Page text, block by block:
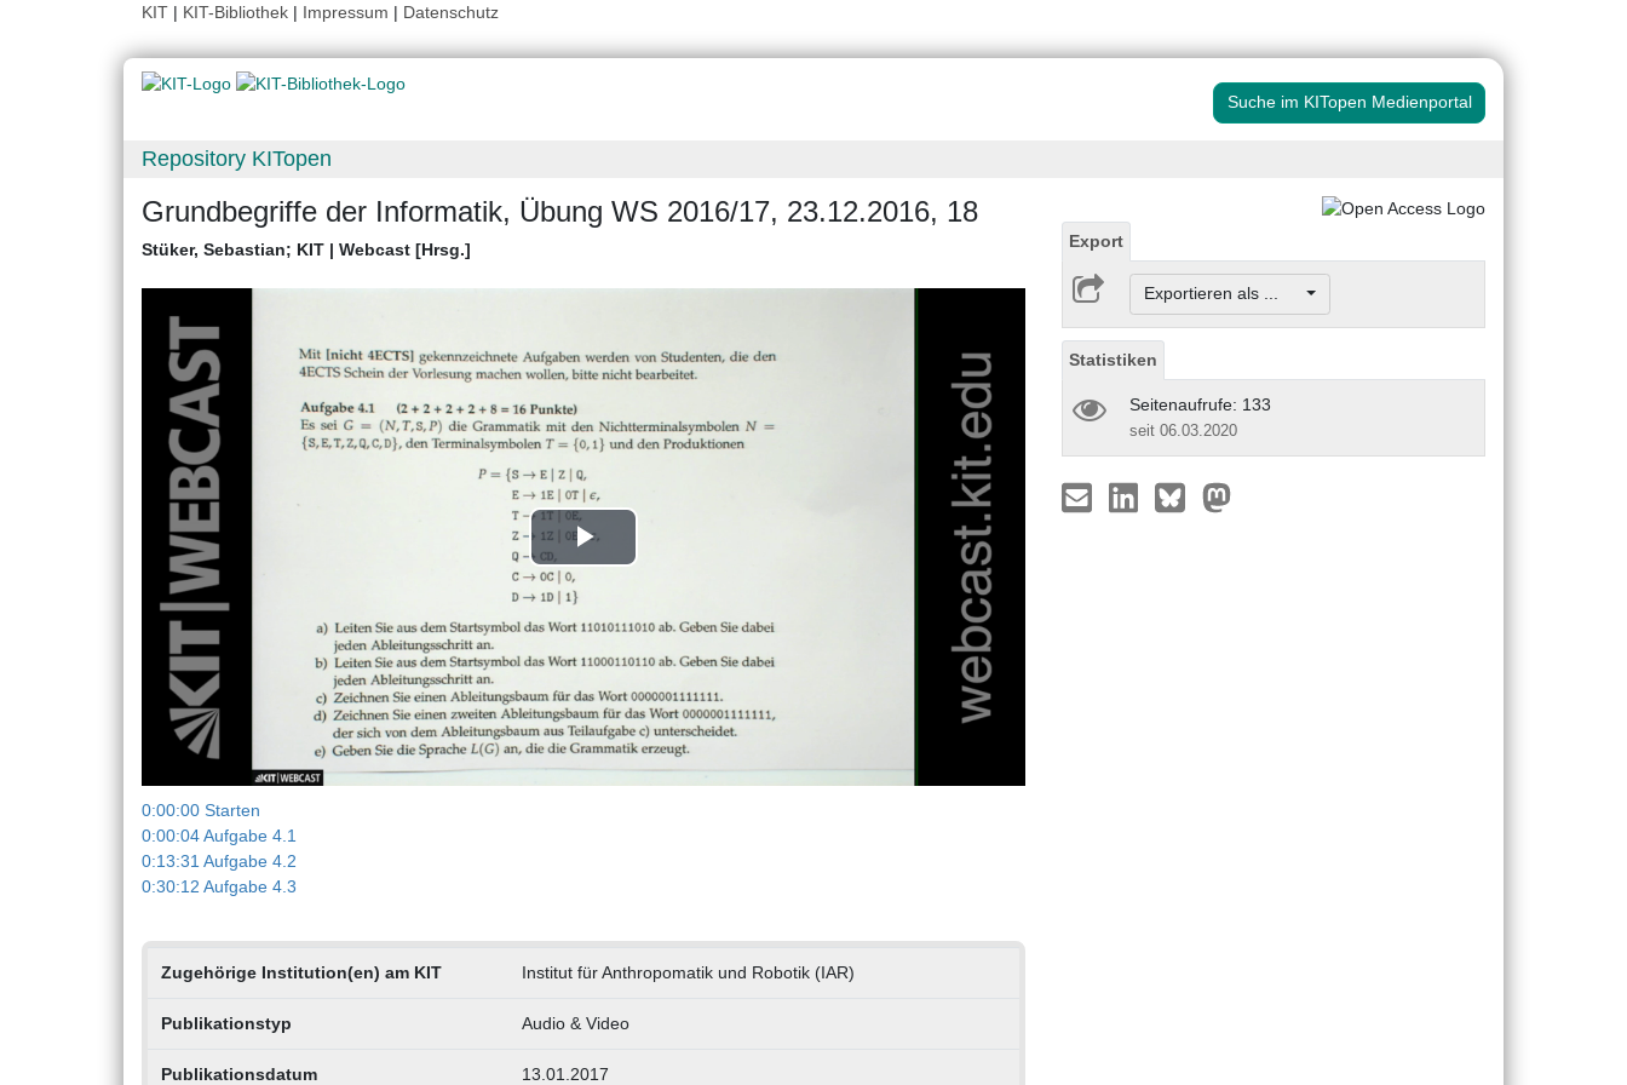
KIT | KIT-Bibliothek | Impressum | Datenschutz
Suche im KITopen Medienportal
Repository KITopen
Grundbegriffe der Informatik, Übung WS 2016/17, 23.12.2016, 18
Stüker, Sebastian; KIT | Webcast [Hrsg.]
Play
Video
0:00:00 Starten
0:00:04 Aufgabe 4.1
0:13:31 Aufgabe 4.2
0:30:12 Aufgabe 4.3
Zugehörige Institution(en) am KIT Institut für Anthropomatik und Robotik (IAR)
Publikationstyp Audio & Video
Publikationsdatum 13.01.2017
Export
Exportieren als ...
Statistiken
Seitenaufrufe: 133
seit 06.03.2020